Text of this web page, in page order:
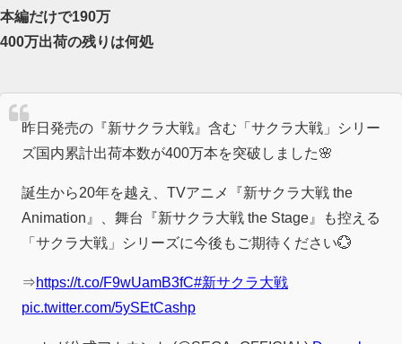
本編だけで190万
400万出荷の残りは何処
昨日発売の『新サクラ大戦』含む「サクラ大戦」シリー
ズ国内累計出荷本数が400万本を突破しました🌸
誕生から20年を越え、TVアニメ『新サクラ大戦 the
Animation』、舞台『新サクラ大戦 the Stage』も控える
「サクラ大戦」シリーズに今後もご期待ください💮
⇒https://t.co/F9wUamB3fC#新サクラ大戦
pic.twitter.com/5ySEtCashp